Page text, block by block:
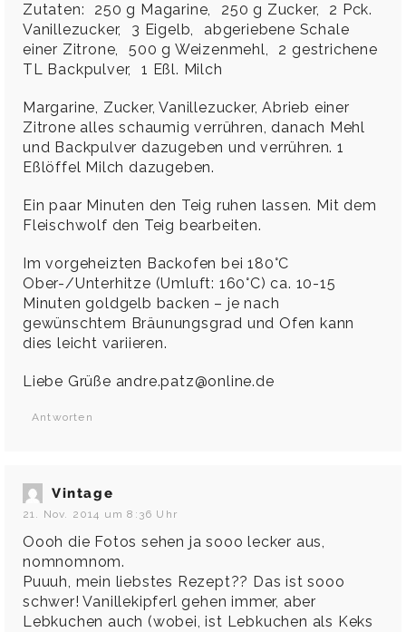
Zutaten: 250 g Magarine, 250 g Zucker, 2 Pck.
Vanillezucker, 3 Eigelb, abgeriebene Schale
einer Zitrone, 500 g Weizenmehl, 2 gestrichene
TL Backpulver, 1 Eßl. Milch
Margarine, Zucker, Vanillezucker, Abrieb einer
Zitrone alles schaumig verrühren, danach Mehl
und Backpulver dazugeben und verrühren. 1
Eßlöffel Milch dazugeben.
Ein paar Minuten den Teig ruhen lassen. Mit dem
Fleischwolf den Teig bearbeiten.
Im vorgeheizten Backofen bei 180°C
Ober-/Unterhitze (Umluft: 160°C) ca. 10-15
Minuten goldgelb backen – je nach
gewünschtem Bräunungsgrad und Ofen kann
dies leicht variieren.
Liebe Grüße andre.patz@online.de
Antworten
Vintage
21. Nov. 2014 um 8:36 Uhr
Oooh die Fotos sehen ja sooo lecker aus,
nomnomnom.
Puuuh, mein liebstes Rezept?? Das ist sooo
schwer! Vanillekipferl gehen immer, aber
Lebkuchen auch (wobei, ist Lebkuchen als Keks